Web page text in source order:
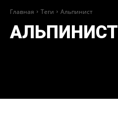
Главная Теги Альпинист
АЛЬПИНИСТ